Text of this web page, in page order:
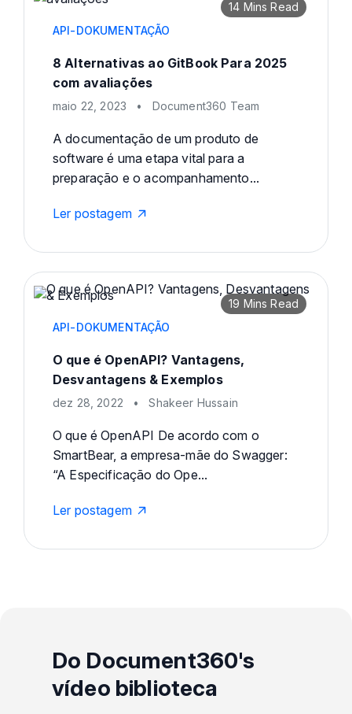
14 Mins Read
API-DOKUMENTAÇÃO
8 Alternativas ao GitBook Para 2025
com avaliações
maio 22, 2023 • Document360 Team
A documentação de um produto de
software é uma etapa vital para a
preparação e o acompanhamento...
Ler postagem
19 Mins Read
API-DOKUMENTAÇÃO
O que é OpenAPI? Vantagens,
Desvantagens & Exemplos
dez 28, 2022 • Shakeer Hussain
O que é OpenAPI De acordo com o
SmartBear, a empresa-mãe do Swagger:
“A Especificação do Ope...
Ler postagem
Do Document360's
vídeo biblioteca